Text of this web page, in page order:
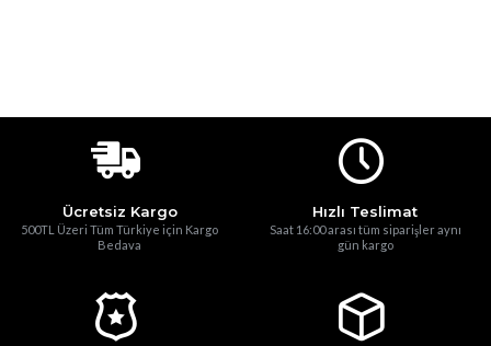
Ücretsiz Kargo
500TL Üzeri Tüm Türkiye için Kargo
Bedava
Hızlı Teslimat
Saat 16:00 arası tüm siparişler aynı
gün kargo